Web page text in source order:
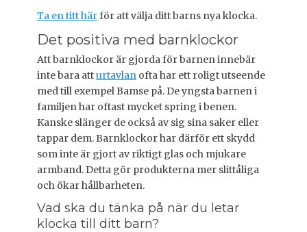
Ta en titt härför att välja ditt barns nya klocka.
Det positiva med barnklockor
Att barnklockor är gjorda för barnen innebär
inte bara atturtavlan ofta har ett roligt utseende
med till exempel Bamse på. De yngsta barnen i
familjen har oftast mycket spring i benen.
Kanske slänger de också av sig sina saker eller
tappar dem. Barnklockor har därför ett skydd
som inte är gjort av riktigt glas och mjukare
armband. Detta gör produkterna mer slittåliga
och ökar hållbarheten.
Vad ska du tänka på när du letar
klocka till ditt barn?